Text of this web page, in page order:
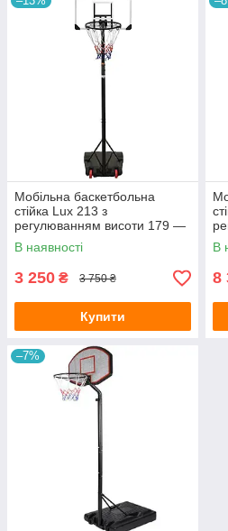
Мобільна баскетбольна
стійка Lux 213 з
регулюванням висоти 179 —
213 см
В наявності
3 250 ₴ 3 750 ₴
Купити
В
8
–7%